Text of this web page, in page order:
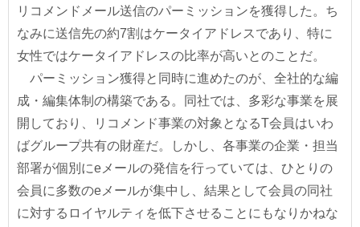
リコメンドメール送信のパーミッションを獲得した。ち
なみに送信先の約7割はケータイアドレスであり、特に
女性ではケータイアドレスの比率が高いとのことだ。
パーミッション獲得と同時に進めたのが、全社的な編
成・編集体制の構築である。同社では、多彩な事業を展
開しており、リコメンド事業の対象となるT会員はいわ
ばグループ共有の財産だ。しかし、各事業の企業・担当
部署が個別にeメールの発信を行っていては、ひとりの
会員に多数のeメールが集中し、結果として会員の同社
に対するロイヤルティを低下させることにもなりかねな